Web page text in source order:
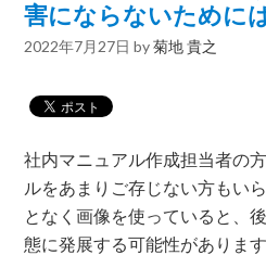
害にならないために
2022年7月27日 by菊地 貴之
社内マニュアル作成担当者の
ルをあまりご存じない方もい
となく画像を使っていると、
態に発展する可能性がありま